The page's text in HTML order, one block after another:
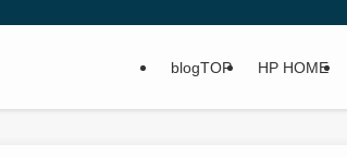
blogTOP HP HOME